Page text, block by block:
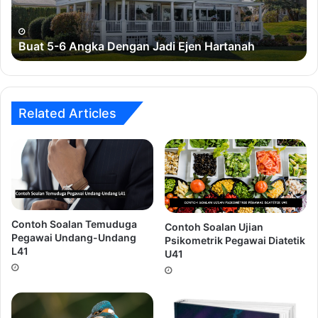
4. Penampilan yang tidak tepat.Ramai calon tidak
mengenakan pakaian dengan etika pemakaian yang betul
5.Over Confident! Terlalu yakin!.
dilakukan oleh calon-calon yang mempunyai keputusan
akademik yang cemerlang.
Ingin Dapatkan Rujukan Temuduga
Jururawat Masyarakat (PSL) ???
Hartanah
Buat 5-6 Angka Dengan Jadi Ejen Hartanah
Related Articles
Contoh Soalan Temuduga
Pegawai Undang-Undang
L41
Contoh Soalan Ujian
Psikometrik Pegawai Diatetik
U41